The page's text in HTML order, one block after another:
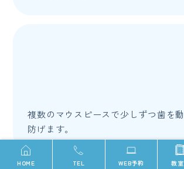
複数のマウスピースで少しずつ歯を
防げます。
HOME TEL WEB予約 教